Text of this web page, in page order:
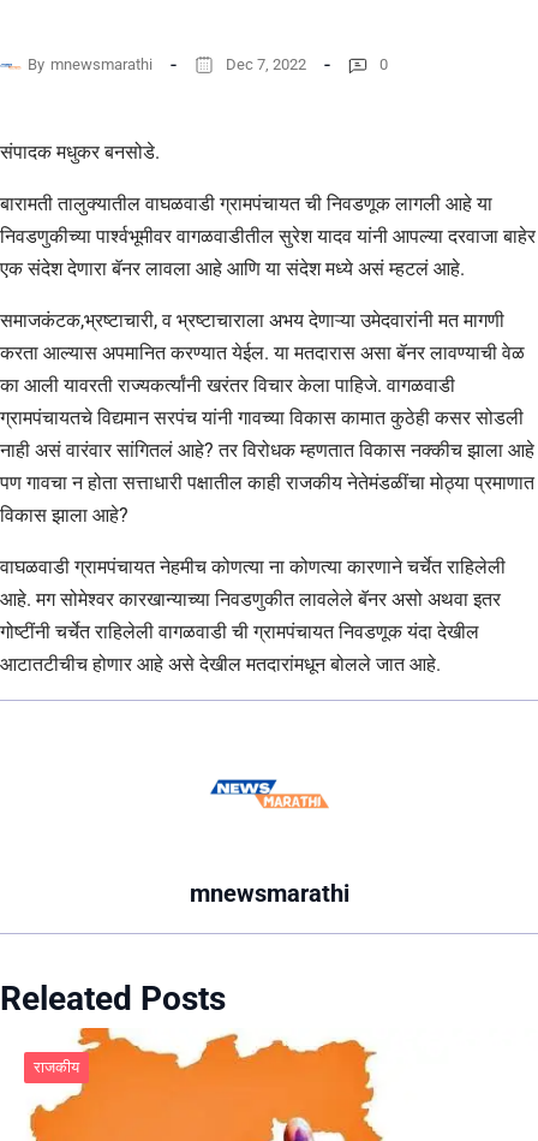
By mnewsmarathi Dec 7, 2022 0
संपादक मधुकर बनसोडे.
बारामती तालुक्यातील वाघळवाडी ग्रामपंचायत ची निवडणूक लागली आहे या
निवडणुकीच्या पार्श्वभूमीवर वागळवाडीतील सुरेश यादव यांनी आपल्या दरवाजा बाहेर
एक संदेश देणारा बॅनर लावला आहे आणि या संदेश मध्ये असं म्हटलं आहे.
समाजकंटक,भ्रष्टाचारी, व भ्रष्टाचाराला अभय देणाऱ्या उमेदवारांनी मत मागणी
करता आल्यास अपमानित करण्यात येईल. या मतदारास असा बॅनर लावण्याची वेळ
का आली यावरती राज्यकर्त्यांनी खरंतर विचार केला पाहिजे. वागळवाडी
ग्रामपंचायतचे विद्यमान सरपंच यांनी गावच्या विकास कामात कुठेही कसर सोडली
नाही असं वारंवार सांगितलं आहे? तर विरोधक म्हणतात विकास नक्कीच झाला आहे
पण गावचा न होता सत्ताधारी पक्षातील काही राजकीय नेतेमंडळींचा मोठ्या प्रमाणात
विकास झाला आहे?
वाघळवाडी ग्रामपंचायत नेहमीच कोणत्या ना कोणत्या कारणाने चर्चेत राहिलेली
आहे. मग सोमेश्वर कारखान्याच्या निवडणुकीत लावलेले बॅनर असो अथवा इतर
गोष्टींनी चर्चेत राहिलेली वागळवाडी ची ग्रामपंचायत निवडणूक यंदा देखील
आटातटीचीच होणार आहे असे देखील मतदारांमधून बोलले जात आहे.
mnewsmarathi
Releated Posts
राजकीय